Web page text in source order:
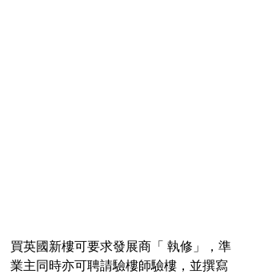
買英國新樓可要求發展商「 執修」，準
業主同時亦可聘請驗樓師驗樓，並撰寫